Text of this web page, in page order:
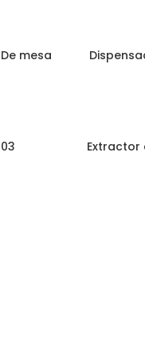
mesa
Extractor